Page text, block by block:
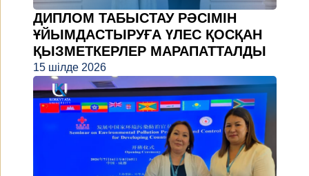
ДИПЛОМ ТАБЫСТАУ РӘСІМІН
ҰЙЫМДАСТЫРУҒА ҮЛЕС ҚОСҚАН
ҚЫЗМЕТКЕРЛЕР МАРАПАТТАЛДЫ
15 шілде 2026